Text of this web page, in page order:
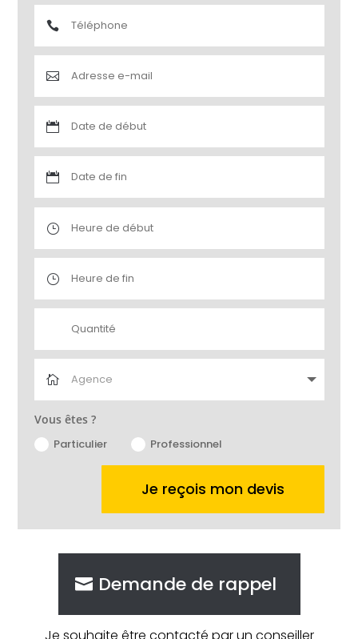
Vous êtes ?
Particulier
Professionnel
Je reçois mon devis
Demande de rappel